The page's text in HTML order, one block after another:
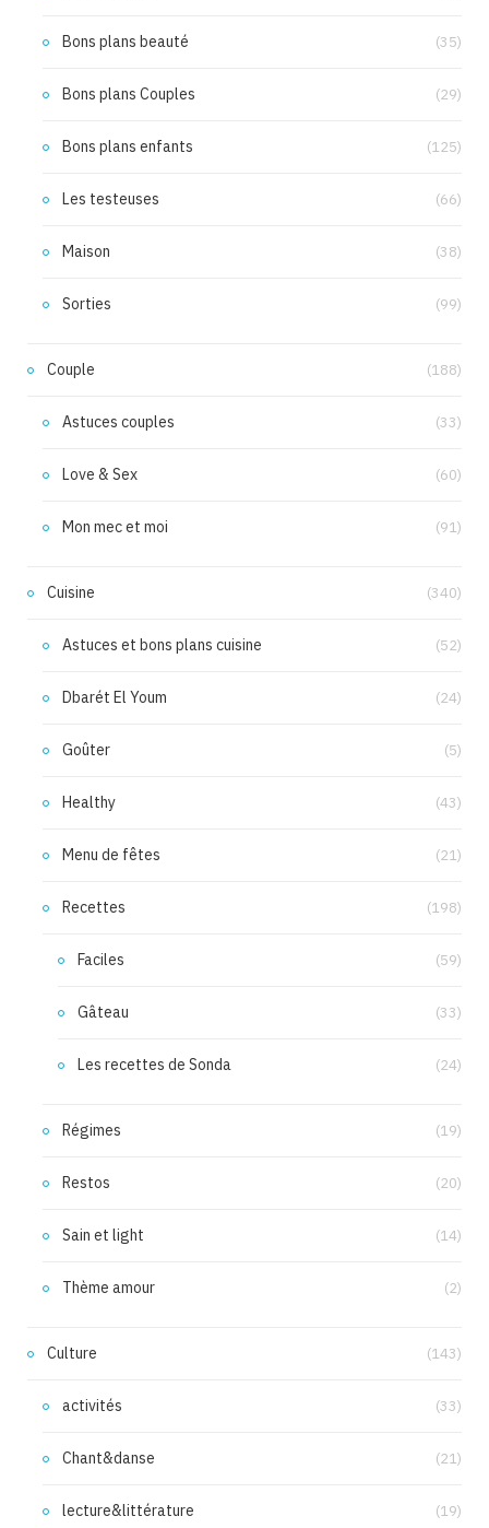
Bons plans beauté (35)
Bons plans Couples (29)
Bons plans enfants (125)
Les testeuses (66)
Maison (38)
Sorties (99)
Couple (188)
Astuces couples (33)
Love & Sex (60)
Mon mec et moi (91)
Cuisine (340)
Astuces et bons plans cuisine (52)
Dbarét El Youm (24)
Goûter (5)
Healthy (43)
Menu de fêtes (21)
Recettes (198)
Faciles (59)
Gâteau (33)
Les recettes de Sonda (24)
Régimes (19)
Restos (20)
Sain et light (14)
Thème amour (2)
Culture (143)
activités (33)
Chant&danse (21)
lecture&littérature (19)